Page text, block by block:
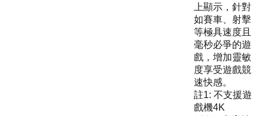
上顯示，針對
如賽車、射擊
等極具速度且
毫秒必爭的遊
戲，增加靈敏
度享受遊戲競
速快感。​
註1: 不支援遊
戲機4K